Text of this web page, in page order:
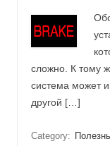
сложно. К тому
система может
другой […]
Category: